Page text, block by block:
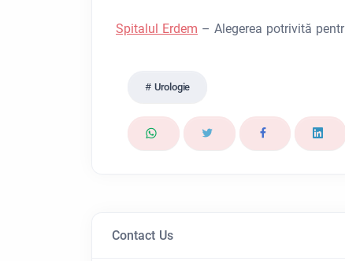
Spitalul Erdem – Alegerea potrivită
Urologie
Contact Us